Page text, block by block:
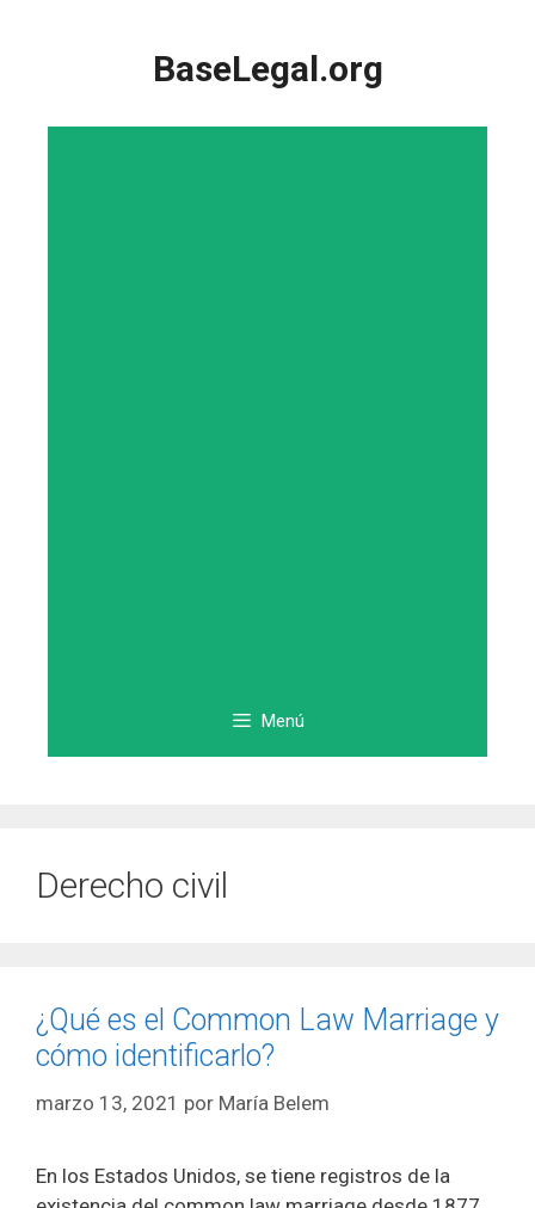
BaseLegal.org
Menú
Derecho civil
¿Qué es el Common Law Marriage y
cómo identificarlo?
marzo 13, 2021 por María Belem
En los Estados Unidos, se tiene registros de la